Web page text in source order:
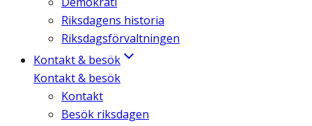
Riksdagens historia
Riksdagsförvaltningen
Kontakt & besök
Kontakt & besök
Kontakt
Besök riksdagen